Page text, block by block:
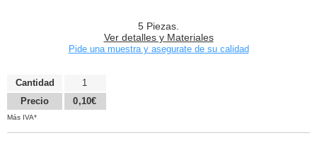
5 Piezas.
Ver detalles y Materiales
Pide una muestra y asegurate de su calidad
Cantidad
Precio
1
0,10€
Más IVA*